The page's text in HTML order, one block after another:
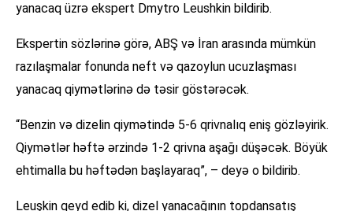
yanacaq üzrə ekspert Dmytro Leushkin bildirib.
Ekspertin sözlərinə görə, ABŞ və İran arasında mümkün
razılaşmalar fonunda neft və qazoylun ucuzlaşması
yanacaq qiymətlərinə də təsir göstərəcək.
“Benzin və dizelin qiymətində 5-6 qrivnalıq eniş gözləyirik.
Qiymətlər həftə ərzində 1-2 qrivna aşağı düşəcək. Böyük
ehtimalla bu həftədən başlayaraq”, – deyə o bildirib.
Leuşkin qeyd edib ki, dizel yanacağının topdansatış